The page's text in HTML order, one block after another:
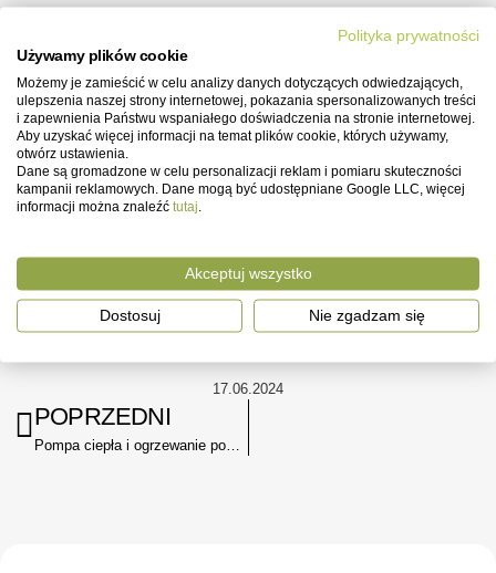
· Warunki lokalne.
Wybór między pompą ciepła a ogrzewaniem gazowym zależy od
indywidualnych potrzeb i warunków. Pompy ciepła oferują wyższą
efektywność energetyczną i są bardziej ekologiczne, ale wiążą się z
wyższymi kosztami początkowymi. Ogrzewanie gazowe jest tańsze w
instalacji i oferuje niezawodność, ale może być droższe w dłuższym
okresie i mniej przyjazne dla środowiska. Analizując swoje potrzeby,
warunki lokalne oraz dostępne środki finansowe, można podjąć
17.06.2024
POPRZEDNI
Pompa ciepła i ogrzewanie podłogowe
Polityka prywatności
Używamy plików cookie
Możemy je zamieścić w celu analizy danych dotyczących odwiedzających,
ulepszenia naszej strony internetowej, pokazania spersonalizowanych treści
i zapewnienia Państwu wspaniałego doświadczenia na stronie internetowej.
Aby uzyskać więcej informacji na temat plików cookie, których używamy,
otwórz ustawienia.
Dane są gromadzone w celu personalizacji reklam i pomiaru skuteczności
kampanii reklamowych. Dane mogą być udostępniane Google LLC, więcej
informacji można znaleźć tutaj
Akceptuj wszystko
Dostosuj Nie zgadzam się